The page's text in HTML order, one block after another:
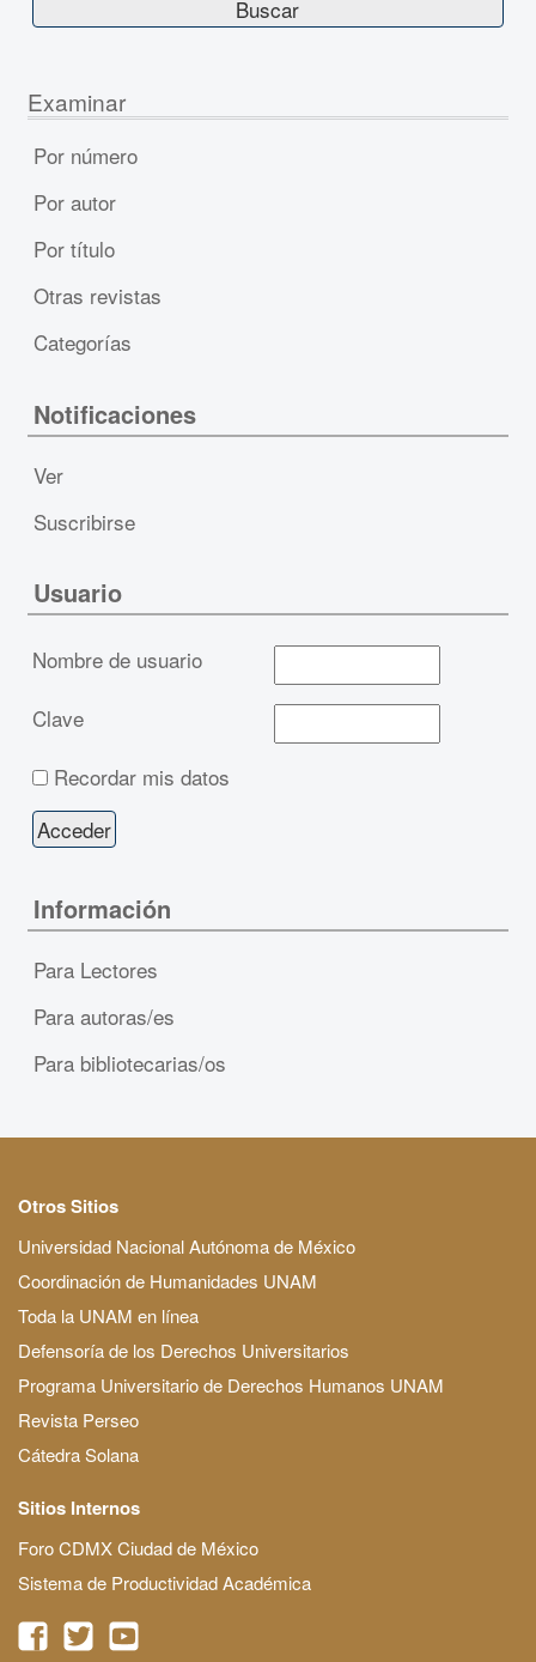
Examinar
Por número
Por autor
Por título
Otras revistas
Categorías
Notificaciones
Ver
Suscribirse
Usuario
Nombre de usuario
Clave
Recordar mis datos
Información
Para Lectores
Para autoras/es
Para bibliotecarias/os
Otros Sitios
Universidad Nacional Autónoma de México
Coordinación de Humanidades UNAM
Toda la UNAM en línea
Defensoría de los Derechos Universitarios
Programa Universitario de Derechos Humanos UNAM
Revista Perseo
Cátedra Solana
Sitios Internos
Foro CDMX Ciudad de México
Sistema de Productividad Académica